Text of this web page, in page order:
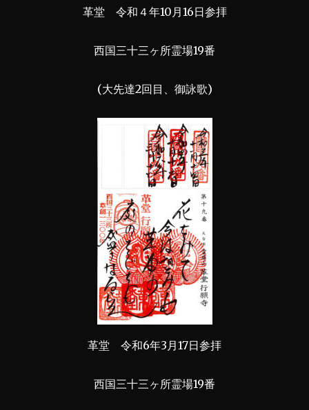
革堂 令和４年10月16日参拝
西国三十三ヶ所霊場19番
(大先達2回目、御詠歌)
革堂 令和6年3月17日参拝
西国三十三ヶ所霊場19番